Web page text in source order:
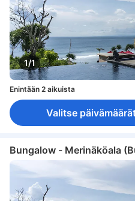
1/1
Enintään 2 aikuista
Valitse
Bungalow - Merinäköala